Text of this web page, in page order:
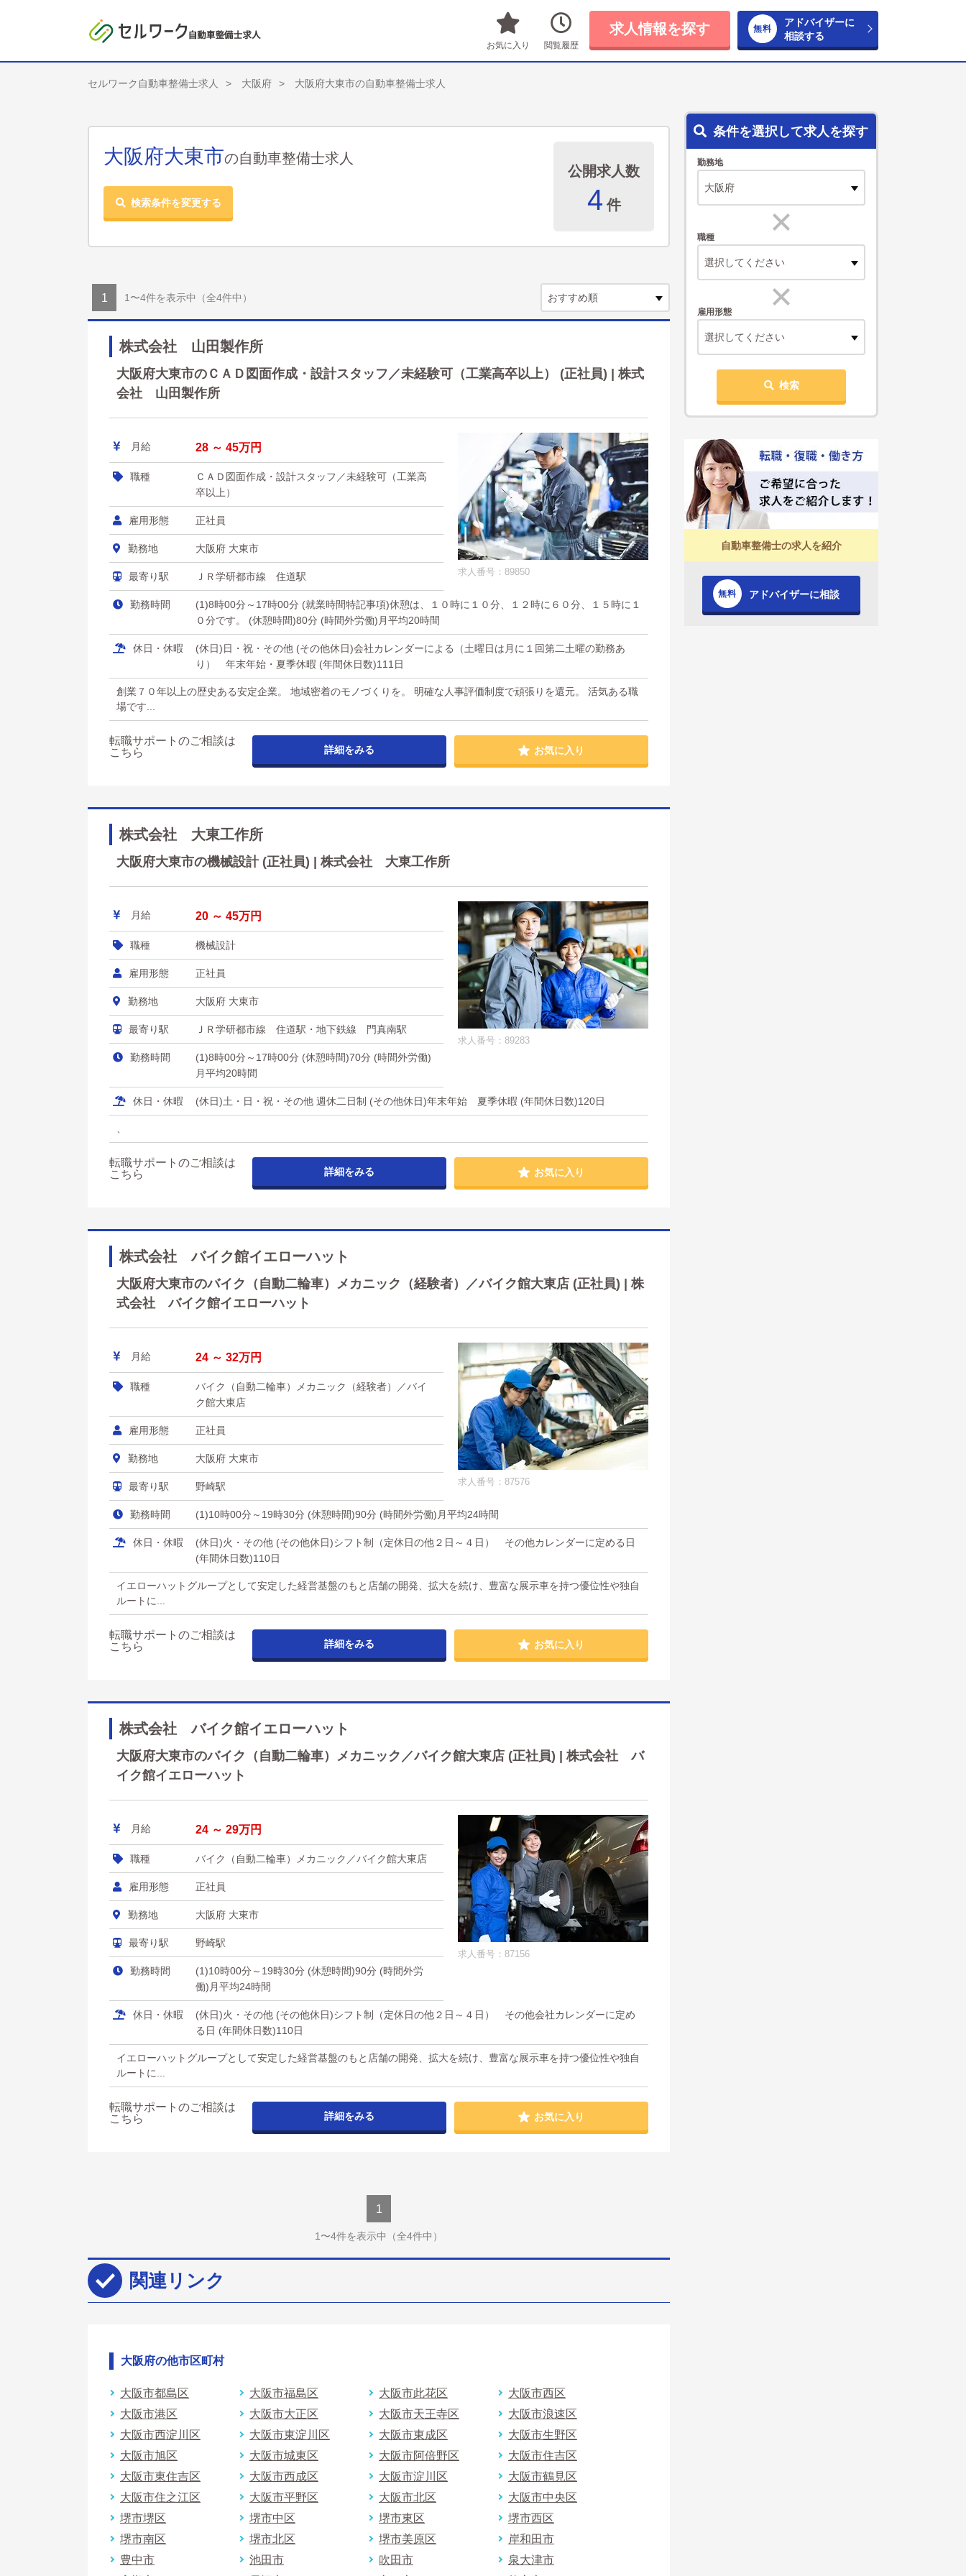
お気に入り 閲覧履歴
求人情報を探す
アドバイザーに
相談する
セルワーク自動車整備士求人 大阪府 大阪府大東市の自動車整備士求人
大阪府大東市の自動車整備士求人
検索条件を変更する
公開求人数
4 件
1 1〜4件を表示中 （全4件中）
株式会社 山田製作所
大阪府大東市のＣＡＤ図面作成・設計スタッフ／未経験可（工業高卒以上） (正社員) | 株式
会社 山田製作所
求人番号：89850
月給 28 ～ 45万円
職種
ＣＡＤ図面作成・設計スタッフ／未経験可（工業高
卒以上）
雇用形態 正社員
勤務地 大阪府 大東市
最寄り駅 ＪＲ学研都市線 住道駅
勤務時間
(1)8時00分～17時00分 (就業時間特記事項)休憩は、１０時に１０分、１２時に６０分、１５時に１
０分です。 (休憩時間)80分 (時間外労働)月平均20時間
休日・休暇
(休日)日・祝・その他 (その他休日)会社カレンダーによる（土曜日は月に１回第二土曜の勤務あ
り） 年末年始・夏季休暇 (年間休日数)111日
創業７０年以上の歴史ある安定企業。 地域密着のモノづくりを。 明確な人事評価制度で頑張りを還元。 活気ある職
場です...
転職サポートのご相談は
こちら
詳細をみる お気に入り
株式会社 大東工作所
大阪府大東市の機械設計 (正社員) | 株式会社 大東工作所
求人番号：89283
月給 20 ～ 45万円
職種 機械設計
雇用形態 正社員
勤務地 大阪府 大東市
最寄り駅 ＪＲ学研都市線 住道駅・地下鉄線 門真南駅
勤務時間
(1)8時00分～17時00分 (休憩時間)70分 (時間外労働)
月平均20時間
休日・休暇 (休日)土・日・祝・その他 週休二日制 (その他休日)年末年始 夏季休暇 (年間休日数)120日
転職サポートのご相談は
こちら
詳細をみる お気に入り
株式会社 バイク館イエローハット
大阪府大東市のバイク（自動二輪車）メカニック（経験者）／バイク館大東店 (正社員) | 株
式会社 バイク館イエローハット
求人番号：87576
月給 24 ～ 32万円
職種
バイク（自動二輪車）メカニック（経験者）／バイ
ク館大東店
雇用形態 正社員
勤務地 大阪府 大東市
最寄り駅 野崎駅
勤務時間 (1)10時00分～19時30分 (休憩時間)90分 (時間外労働)月平均24時間
休日・休暇
(休日)火・その他 (その他休日)シフト制（定休日の他２日～４日） その他カレンダーに定める日
(年間休日数)110日
イエローハットグループとして安定した経営基盤のもと店舗の開発、拡大を続け、豊富な展示車を持つ優位性や独自
ルートに...
転職サポートのご相談は
こちら
詳細をみる お気に入り
株式会社 バイク館イエローハット
大阪府大東市のバイク（自動二輪車）メカニック／バイク館大東店 (正社員) | 株式会社 バ
イク館イエローハット
求人番号：87156
月給 24 ～ 29万円
職種 バイク（自動二輪車）メカニック／バイク館大東店
雇用形態 正社員
勤務地 大阪府 大東市
最寄り駅 野崎駅
勤務時間
(1)10時00分～19時30分 (休憩時間)90分 (時間外労
働)月平均24時間
休日・休暇
(休日)火・その他 (その他休日)シフト制（定休日の他２日～４日） その他会社カレンダーに定め
る日 (年間休日数)110日
イエローハットグループとして安定した経営基盤のもと店舗の開発、拡大を続け、豊富な展示車を持つ優位性や独自
ルートに...
転職サポートのご相談は
こちら
詳細をみる お気に入り
1
1〜4件を表示中 （全4件中）
関連リンク
大阪府の他市区町村
大阪市都島区 大阪市福島区 大阪市此花区
大阪市西区
大阪市港区
大阪市大正区 大阪市天王寺区
大阪市浪速区
大阪市西淀川区
大阪市東淀川区 大阪市東成区
大阪市生野区
大阪市旭区
大阪市城東区 大阪市阿倍野区
大阪市住吉区
大阪市東住吉区
大阪市西成区 大阪市淀川区
大阪市鶴見区
大阪市住之江区
大阪市平野区 大阪市北区
大阪市中央区
堺市堺区
堺市中区 堺市東区
堺市西区
堺市南区
堺市北区 堺市美原区
岸和田市
豊中市
池田市 吹田市
泉大津市
条件を選択して求人を探す
勤務地
職種
選択してください
雇用形態
選択してください
検索
自動車整備士の求人を紹介
アドバイザーに相談